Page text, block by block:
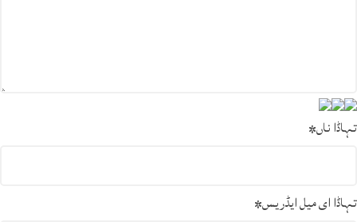
تہاڈا ناں*
تہاڈا ای میل ایڈریس*